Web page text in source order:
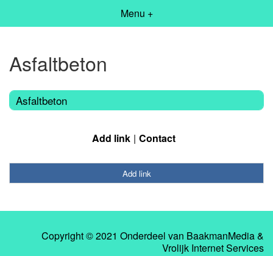
Menu +
Asfaltbeton
Asfaltbeton
Add link Contact
Add link
Copyright © 2021 Onderdeel van BaakmanMedia&
Vrolijk Internet Services